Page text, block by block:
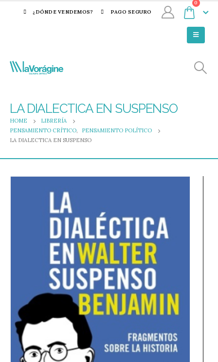
¿DÓNDE VENDEMOS? PAGO SEGURO
0
LA DIALECTICA EN SUSPENSO
HOME
LIBRERÍA
PENSAMIENTO CRÍTICO,
PENSAMIENTO POLÍTICO
LA DIALECTICA EN SUSPENSO